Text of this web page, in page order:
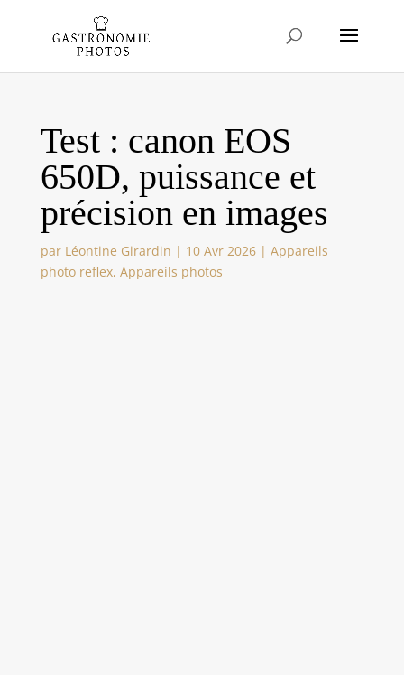
Test : canon EOS
650D, puissance et
précision en images
par Léontine Girardin | 10 Avr 2026| Appareils
photo reflex, Appareils photos